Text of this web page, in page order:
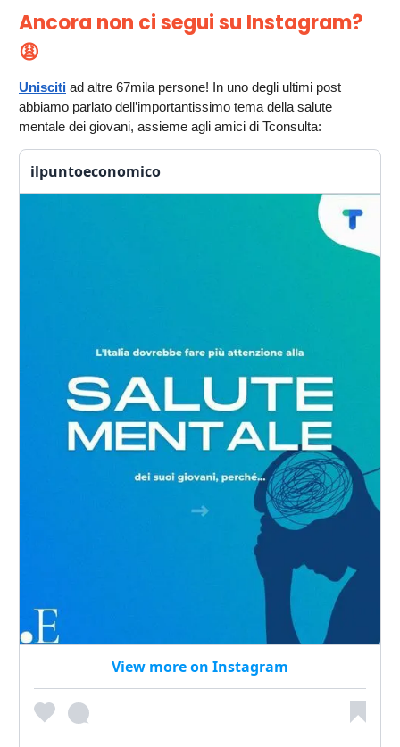
Ancora non ci segui su Instagram?
😩
Unisciti ad altre 67mila persone! In uno degli ultimi post
abbiamo parlato dell’importantissimo tema della salute
mentale dei giovani, assieme agli amici di Tconsulta:
ilpuntoeconomico
View more on Instagram